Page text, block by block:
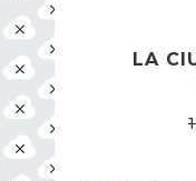
LA